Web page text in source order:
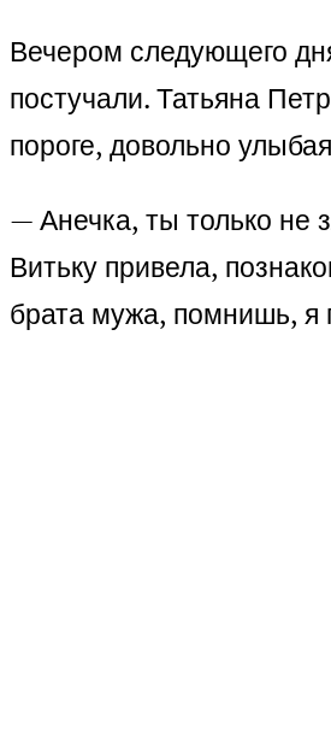
Вечером следующего
постучали. Татьяна
пороге, довольно
— Анечка, ты только не
Витьку привела,
брата мужа, помнишь, я